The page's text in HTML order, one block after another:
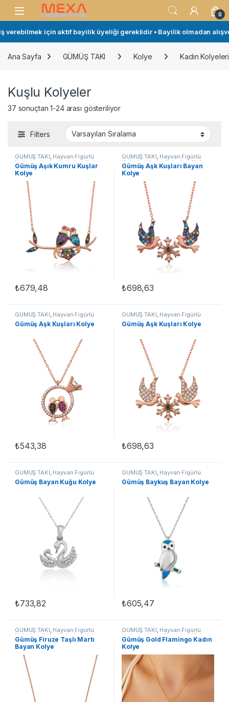
Skip to navigation
Skip to content
Open 0
için aktif bayilik üyeliği gereklidir • Bayilik olmadan
Ana Sayfa GÜMÜŞ TAKI Kolye Kadın Kolyeleri
Kuşlu Kolyeler
37 sonuçtan 1-24 arası gösteriliyor
Filters
GÜMÜŞ TAKI, Hayvan Figürlü
Kolyeler Kadın Kolyeleri Kolye
Kuşlu Kolyeler
Gümüş Aşık Kumru Kuşlar
Kolye
₺679,48
GÜMÜŞ TAKI, Hayvan Figürlü
Kolyeler Kadın Kolyeleri Kolye
Kuşlu Kolyeler
Gümüş Aşk Kuşları Bayan
Kolye
₺698,63
GÜMÜŞ TAKI, Hayvan Figürlü
Kolyeler Kadın Kolyeleri Kolye
Kuşlu Kolyeler
Gümüş Aşk Kuşları Kolye
₺543,38
GÜMÜŞ TAKI, Hayvan Figürlü
Kolyeler Kadın Kolyeleri Kolye
Kuşlu Kolyeler
Gümüş Aşk Kuşları Kolye
₺698,63
GÜMÜŞ TAKI Hayvan Figürlü
Kolyeler Kadın Kolyeleri,
Kuşlu Kolyeler
Gümüş Bayan Kuğu Kolye
₺733,82
GÜMÜŞ TAKI Hayvan Figürlü
Kolyeler Kadın Kolyeleri,
Kuşlu Kolyeler
​Gümüş Baykuş Bayan Kolye
₺605,47
GÜMÜŞ TAKI, Hayvan Figürlü
Kolyeler ,Kadın Kolyeleri, Kolye
Kuşlu Kolyeler
Gümüş Firuze Taşlı Martı
Bayan Kolye
GÜMÜŞ TAKI, Hayvan Figürlü
Kolyeler ,Kadın Kolyeleri Kolye
Kuşlu Kolyeler
Gümüş Gold Flamingo Kadın
Kolye